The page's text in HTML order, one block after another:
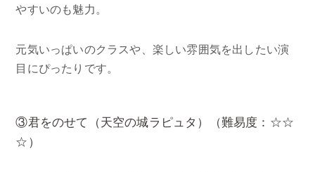
やすいのも魅力。
元気いっぱいのクラスや、楽しい雰囲気を出したい演
目にぴったりです。
③君をのせて（天空の城ラピュタ）（難易度：☆☆
☆）